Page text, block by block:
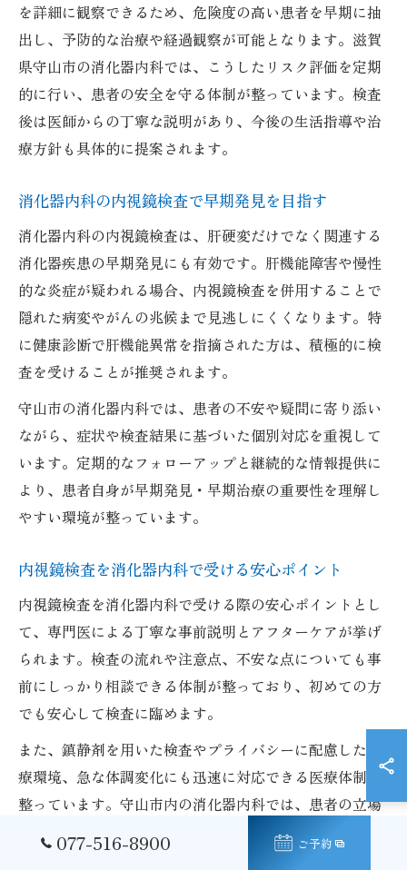
を詳細に観察できるため、危険度の高い患者を早期に抽
出し、予防的な治療や経過観察が可能となります。滋賀
県守山市の消化器内科では、こうしたリスク評価を定期
的に行い、患者の安全を守る体制が整っています。検査
後は医師からの丁寧な説明があり、今後の生活指導や治
療方針も具体的に提案されます。
消化器内科の内視鏡検査で早期発見を目指す
消化器内科の内視鏡検査は、肝硬変だけでなく関連する
消化器疾患の早期発見にも有効です。肝機能障害や慢性
的な炎症が疑われる場合、内視鏡検査を併用することで
隠れた病変やがんの兆候まで見逃しにくくなります。特
に健康診断で肝機能異常を指摘された方は、積極的に検
査を受けることが推奨されます。
守山市の消化器内科では、患者の不安や疑問に寄り添い
ながら、症状や検査結果に基づいた個別対応を重視して
います。定期的なフォローアップと継続的な情報提供に
より、患者自身が早期発見・早期治療の重要性を理解し
やすい環境が整っています。
内視鏡検査を消化器内科で受ける安心ポイント
内視鏡検査を消化器内科で受ける際の安心ポイントとし
て、専門医による丁寧な事前説明とアフターケアが挙げ
られます。検査の流れや注意点、不安な点についても事
前にしっかり相談できる体制が整っており、初めての方
でも安心して検査に臨めます。
また、鎮静剤を用いた検査やプライバシーに配慮した診
療環境、急な体調変化にも迅速に対応できる医療体制が
整っています。守山市内の消化器内科では、患者の立場
に立ったきめ細やかな対応を心がけており、継続的な健
康管理のパートナーとして信頼されています。検査後の
077-516-8900 ご予約